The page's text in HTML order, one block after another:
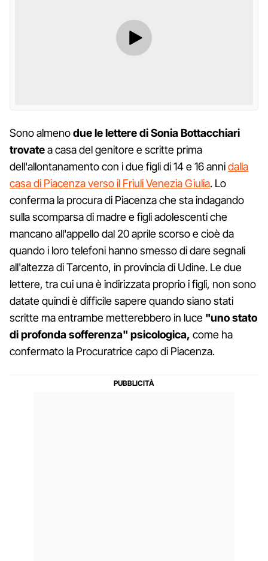
Sono almenodue le lettere di Sonia Bottacchiari
trovatea casa del genitore e scritte prima
dell'allontanamento con i due figli di 14 e 16 annidalla
casa di Piacenza verso il Friuli Venezia Giulia. Lo
conferma la procura di Piacenza che sta indagando
sulla scomparsa di madre e figli adolescenti che
mancano all'appello dal 20 aprile scorso e cioè da
quando i loro telefoni hanno smesso di dare segnali
all'altezza di Tarcento, in provincia di Udine. Le due
lettere, tra cui una è indirizzata proprio i figli, non sono
datate quindi è difficile sapere quando siano stati
scritte ma entrambe metterebbero in luce "uno stato
di profonda sofferenza" psicologica, come ha
confermato la Procuratrice capo di Piacenza.